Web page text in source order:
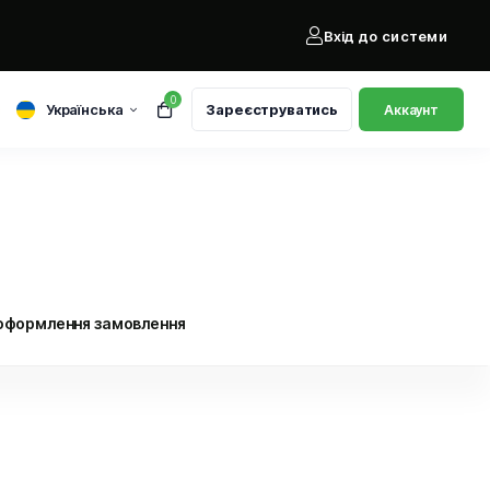
Українська
0
Зареєструватись Аккаунт
Вхід до системи
замовлення